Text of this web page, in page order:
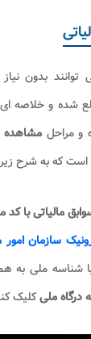
توانند بدون
شده و خلاصه
و مراحلمشاهده
که به شرح
مالیاتی با کد
سازمان امور
شناسه ملی به
درگاه ملیکلیک